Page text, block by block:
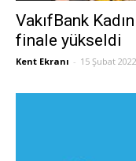
VakıfBank
finale yükseldi
Kent Ekranı - 15 Şubat 2022